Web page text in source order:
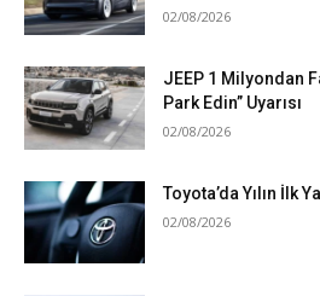
02/08/2026
JEEP 1 Milyondan
Park Edin” Uyarısı
02/08/2026
Toyota’da Yılın İlk
02/08/2026